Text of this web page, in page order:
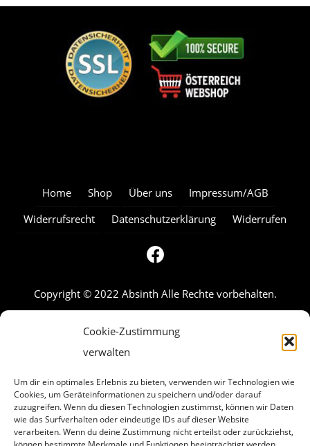
Cookie-Zustimmung
verwalten
Um dir ein optimales Erlebnis zu bieten, verwenden wir Technologien wie
Cookies, um Geräteinformationen zu speichern und/oder darauf
zuzugreifen. Wenn du diesen Technologien zustimmst, können wir Daten
wie das Surfverhalten oder eindeutige IDs auf dieser Website
verarbeiten. Wenn du deine Zustimmung nicht erteilst oder zurückziehst,
Home Shop Über uns
Impressum/AGB
Widerrufsrecht
Datenschutzerklärung Widerrufen
Copyright © 2022 Absinth Alle Rechte vorbehalten.